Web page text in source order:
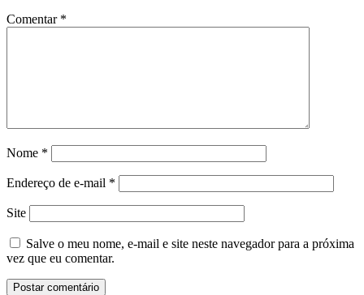
Comentar *
Nome *
Endereço de e-mail *
Site
Salve o meu nome, e-mail e site neste navegador para a próxima
vez que eu comentar.